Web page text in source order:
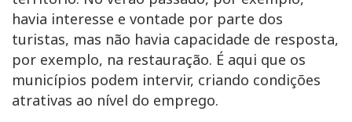
havia interesse e vontade por parte dos
turistas, mas não havia capacidade de resposta,
por exemplo, na restauração. É aqui que os
municípios podem intervir, criando condições
atrativas ao nível do emprego.